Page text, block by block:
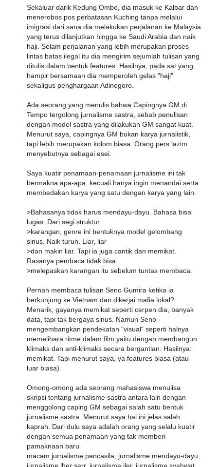
Sekaluar darik Kedung Ombo, dia masuk ke Kalbar dan
menerobos pos perbatasan Kuching tanpa melalui
imigrasi dari sana dia melakukan perjalanan ke Malaysia
yang terus dilanjutkan hingga ke Saudi Arabia dan naik
haji. Selam perjalanan yang lebih merupakan proses
lintas batas ilegal itu dia mengirim sejumlah tulisan yang
ditulis dalam bentuk features. Hasilnya, pada sat yang
hampir bersamaan dia memperoleh gelas "haji"
sekaligus penghargaan Adinegoro.
Ada seorang yang menulis bahwa Capingnya GM di
Tempo tergolong jurnalisme sastra, sebab penulisan
dengan model sastra yang dilakukan GM sangat kuat.
Menurut saya, capingnya GM bukan karya jurnalistik,
tapi lebih merupakan kolom biasa. Orang pers lazim
menyebutnya sebagai esei.
Saya kuatir penamaan-penamaan jurnalisme ini tak
bermakna apa-apa, kecuali hanya ingin menandai serta
membedakan karya yang satu dengan karya yang lain.
>Bahasanya tidak harus mendayu-dayu. Bahasa bisa
lugas. Dari segi struktur
>karangan, genre ini bentuknya model gelombang
sinus. Naik turun. Liar, liar
>dan makin liar. Tapi ia juga cantik dan memikat.
Rasanya pembaca tidak bisa
>melepaskan karangan itu sebelum tuntas membaca.
Pernah membaca tulisan Seno Gumira ketika ia
berkunjung ke Vietnam dan dikerjai mafia lokal?
Menarik, gayanya memikat seperti cerpen dia, banyak
data, tapi tak bergaya sinus. Namun Seno
mengembangkan pendekatan "visual" seperti halnya
memelihara ritme dalam film yaitu dengan membangun
klimaks dan anti-klimaks secara bergantian. Hasilnya:
memikat. Tapi menurut saya, ya features biasa (atau
luar biasa).
Omong-omong ada seorang mahasiswa menulisa
skripsi tentang jurnalisme sastra antara lain dengan
menggolong caping GM sebagai salah satu bentuk
jurnalisme sastra. Menurut saya hal ini jelas salah
kaprah. Dari dulu saya adalah orang yang selalu kuatir
dengan semua penamaan yang tak memberi
pamaknaan baru
macam jurnalisme pancasila, jurnalisme mendayu-dayu,